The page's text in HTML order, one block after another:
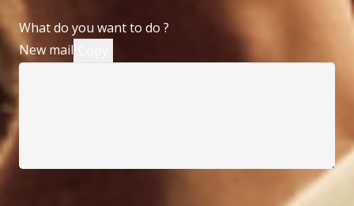
What do you want to do ?
New mail